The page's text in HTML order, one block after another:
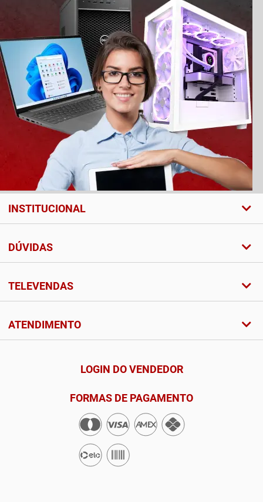
INSTITUCIONAL
DÚVIDAS
TELEVENDAS
ATENDIMENTO
LOGIN DO VENDEDOR
FORMAS DE PAGAMENTO